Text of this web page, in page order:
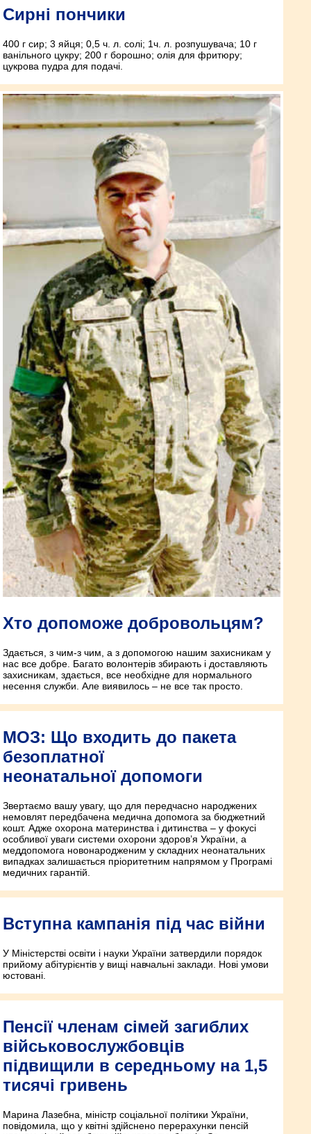
Сирні пончики
400 г сир; 3 яйця; 0,5 ч. л. солі; 1ч. л. розпушувача; 10 г
ванільного цукру; 200 г борошно; олія для фритюру;
цукрова пудра для подачі.
Хто допоможе добровольцям?
Здається, з чим-з чим, а з допомогою нашим захисникам у
нас все добре. Багато волонтерів збирають і доставляють
захисникам, здається, все необхідне для нормального
несення служби. Але виявилось – не все так просто.
МОЗ: Що входить до пакета
безоплатної
неонатальної допомоги
Звертаємо вашу увагу, що для передчасно народжених
немовлят передбачена медична допомога за бюджетний
кошт. Адже охорона материнства і дитинства – у фокусі
особливої уваги системи охорони здоров’я України, а
меддопомога новонародженим у складних неонатальних
випадках залишається пріоритетним напрямом у Програмі
медичних гарантій.
Вступна кампанія під час війни
У Міністерстві освіти і науки України затвердили порядок
прийому абітурієнтів у вищі навчальні заклади. Нові умови
юстовані.
Пенсії членам сімей загиблих
військовослужбовців
підвищили в середньому на 1,5
тисячі гривень
Марина Лазебна, міністр соціальної політики України,
повідомила, що у квітні здійснено перерахунки пенсій